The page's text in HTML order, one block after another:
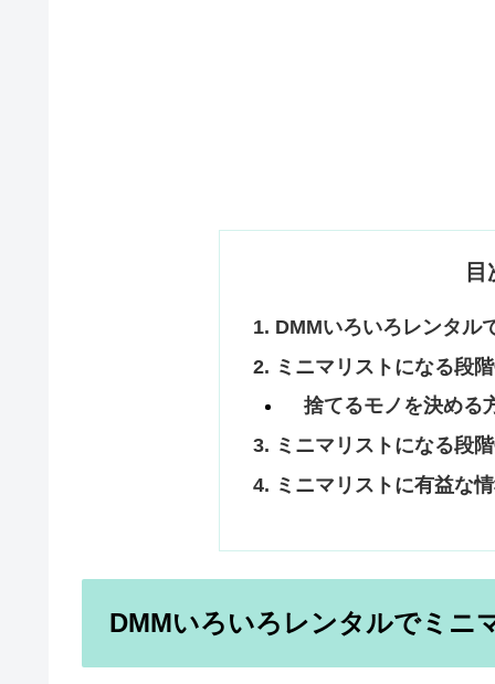
目
DMMいろいろレンタル
ミニマリストになる段
捨てるモノを決める
ミニマリストになる段
ミニマリストに有益な
DMMいろいろレンタルでミニ